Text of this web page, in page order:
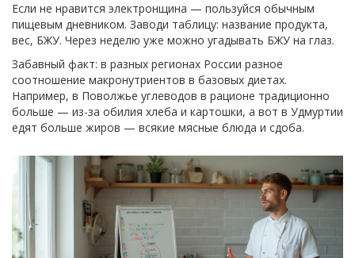
Если не нравится электронщина — пользуйся обычным
пищевым дневником. Заводи таблицу: название продукта,
вес, БЖУ. Через неделю уже можно угадывать БЖУ на глаз.
Забавный факт: в разных регионах России разное
соотношение макронутриентов в базовых диетах.
Например, в Поволжье углеводов в рационе традиционно
больше — из-за обилия хлеба и картошки, а вот в Удмуртии
едят больше жиров — всякие мясные блюда и сдоба.